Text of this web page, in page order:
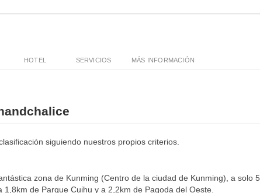
HOTEL SERVICIOS MÁS INFORMACIÓN
siguiendo nuestros propios criterios.
zona de Kunming (Centro de la ciudad de Kunming), a solo
de Parque Cuihu y a 2,2km de Pagoda del Oeste.